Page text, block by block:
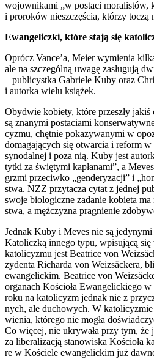
wojow­ni­ka­mi „w posta­ci mora­li­stów,
i pro­ro­ków nie­szczę­ścia, któ­rzy
Ewan­ge­licz­ki, któ­re sta­ją się
Oprócz Vance’a, Meier wymie­nia
ale na szcze­gól­ną uwa­gę zasłu­gu­ją
– publi­cyst­ka Gabrie­le Kuby oraz
i autor­ka wie­lu ksią­żek.
Oby­dwie kobie­ty, któ­re prze­szły jakiś
są zna­ny­mi posta­cia­mi
cy­zmu, chęt­nie poka­zy­wa­ny­mi w
doma­ga­ją­cych się otwar­cia i reform
syno­dal­nej i poza nią. Kuby jest
tyt­ki za świę­ty­mi kapła­na­mi”, a
grzmi prze­ciw­ko „gen­de­ry­za­cji” i
stwa. NZZ przy­ta­cza cytat z jed­nej
swo­je bio­lo­gicz­ne zada­nie kobie­ta
stwa, a męż­czy­zna pra­gnie­nie
Jed­nak Kuby i Meves nie są
Kato­licz­ką inne­go typu, wpi­su­ją­cą
kato­li­cy­zmu jest Beatri­ce von
zy­den­ta Richar­da von Weiz­säc­ke­ra,
ewan­ge­lic­kim. Beatri­ce von
orga­nach Kościo­ła Ewan­ge­lic­kie­go
roku na kato­li­cyzm jed­nak nie z
nych, ale ducho­wych. W
wie­nia, któ­re­go nie mogła
Co wię­cej, nie ukry­wa­ła przy tym, że
za libe­ra­li­za­cją sta­no­wi­ska Kościo­ła
re w Koście­le ewan­ge­lic­kim już